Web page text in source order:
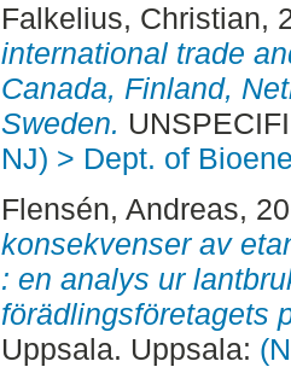
Falkelius, Christian,
international trade
Canada, Finland,
Sweden.
NJ) > Dept. of
Flensén, Andreas,
konsekvenser av
: en analys ur
förädlingsföretagets
Uppsala. Uppsala: